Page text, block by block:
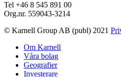
Tel +46 8 545 891 00
Org.nr. 559043-3214
© Karnell Group AB (publ) 2021
Om Karnell
Våra bolag
Geografier
Investerare